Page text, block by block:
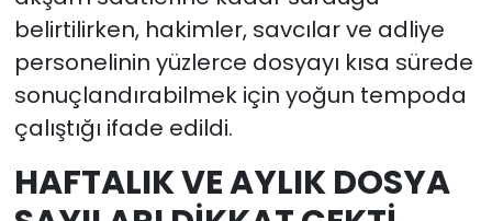
belirtilirken, hakimler, savcılar ve adliye
personelinin yüzlerce dosyayı kısa sürede
sonuçlandırabilmek için yoğun tempoda
çalıştığı ifade edildi.
HAFTALIK VE AYLIK DOSYA